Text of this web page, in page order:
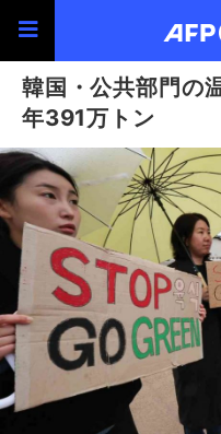
韓国・公共部門の
年391万トン